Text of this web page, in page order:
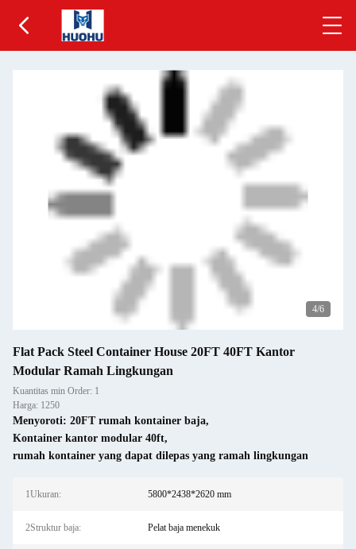
5/6
Flat Pack Steel Container House 20FT 40FT Kantor
Modular Ramah Lingkungan
Kuantitas min Order: 1
Harga: 1250
Menyoroti: 20FT rumah kontainer baja,
Kontainer kantor modular 40ft,
rumah kontainer yang dapat dilepas yang ramah lingkungan
1Ukuran: 5800*2438*2620 mm
2Struktur baja: Pelat baja menekuk